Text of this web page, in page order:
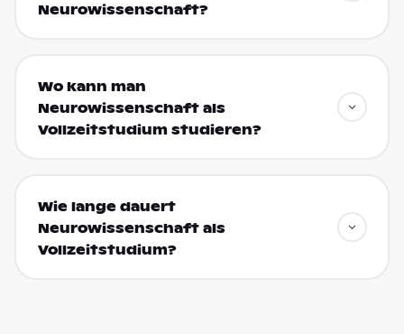
Neurowissenschaft?
Wo kann man
Neurowissenschaft als
Vollzeitstudium studieren?
Wie lange dauert
Neurowissenschaft als
Vollzeitstudium?